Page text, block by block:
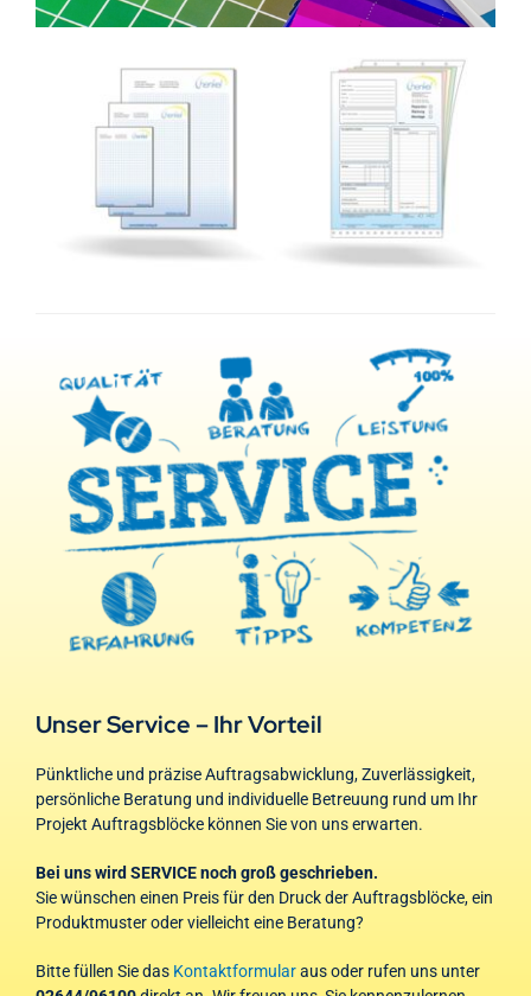
Unser Service – Ihr Vorteil
Pünktliche und präzise Auftragsabwicklung, Zuverlässigkeit,
persönliche Beratung und individuelle Betreuung rund um Ihr
Projekt Auftragsblöcke können Sie von uns erwarten.
Bei uns wird SERVICE noch groß geschrieben.
Sie wünschen einen Preis für den Druck der Auftragsblöcke, ein
Produktmuster oder vielleicht eine Beratung?
Bitte füllen Sie das Kontaktformularaus oder rufen uns unter